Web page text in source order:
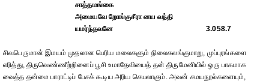
சாத்தமங்கை
அமையவே றோங்குசீரா னய வந்தி
யமர்ந்தவனே
3.058.7
சிவபெருமான் இமயம் முதலான பெரிய மலைகளும் நிலைகலங்குமாறு, முப்புரங்களை
எரித்து, திருவெண்ணீற்றினைப் பூசி உமாதேவியைத் தன் திருமேனியில் ஒரு பாகமாக
வைத்த தன்மை பாராட்டிப் பேசக் கூடிய அரிய செயலாகும். அவன் சமயநூல்களையும்,